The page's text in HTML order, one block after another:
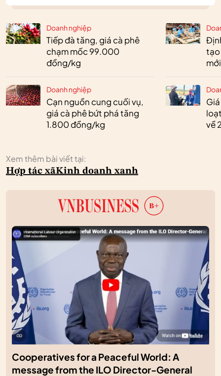
Doanh nghiệp
Tiếp đà tăng, giá cà phê
chạm mốc 99.000
đồng/kg
Doanh nghiệp
Cạn nguồn cung cuối vụ,
giá cà phê bứt phá tăng
1.800 đồng/kg
tạo
về
Xem thêm bài viết tại:
Hợp tác xãKinh doanh xanh
Cooperatives for a Peaceful World: A
message from the ILO Director-General